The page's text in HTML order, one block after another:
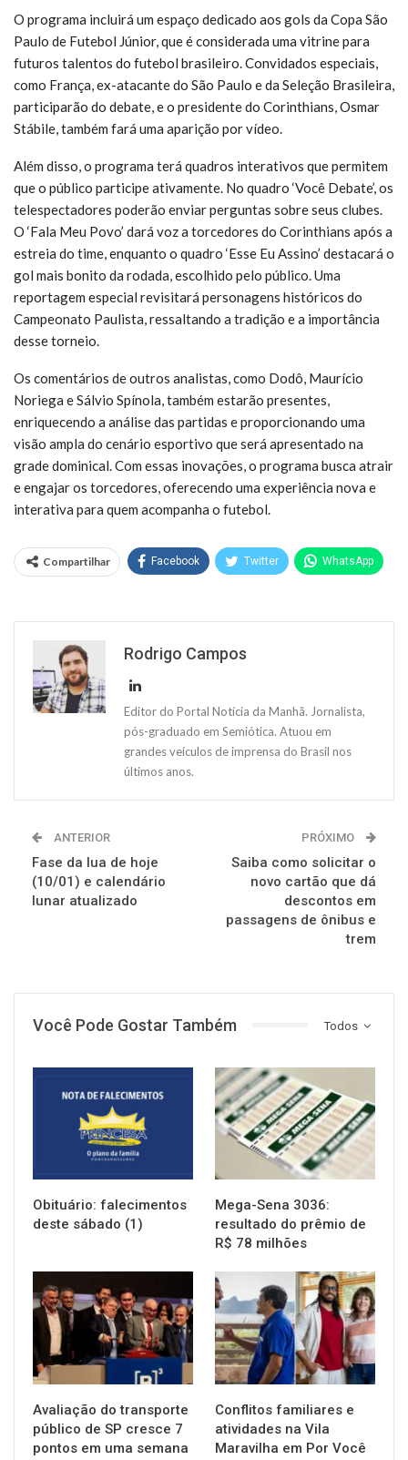
O programa incluirá um espaço dedicado aos gols da Copa São
Paulo de Futebol Júnior, que é considerada uma vitrine para
futuros talentos do futebol brasileiro. Convidados especiais,
como França, ex-atacante do São Paulo e da Seleção Brasileira,
participarão do debate, e o presidente do Corinthians, Osmar
Stábile, também fará uma aparição por vídeo.
Além disso, o programa terá quadros interativos que permitem
que o público participe ativamente. No quadro ‘Você Debate’, os
telespectadores poderão enviar perguntas sobre seus clubes.
O ‘Fala Meu Povo’ dará voz a torcedores do Corinthians após a
estreia do time, enquanto o quadro ‘Esse Eu Assino’ destacará o
gol mais bonito da rodada, escolhido pelo público. Uma
reportagem especial revisitará personagens históricos do
Campeonato Paulista, ressaltando a tradição e a importância
desse torneio.
Os comentários de outros analistas, como Dodô, Maurício
Noriega e Sálvio Spínola, também estarão presentes,
enriquecendo a análise das partidas e proporcionando uma
visão ampla do cenário esportivo que será apresentado na
grade dominical. Com essas inovações, o programa busca atrair
e engajar os torcedores, oferecendo uma experiência nova e
interativa para quem acompanha o futebol.
Compartilhar Facebook Twitter WhatsApp
Rodrigo Campos
Editor do Portal Notícia da Manhã. Jornalista,
pós-graduado em Semiótica. Atuou em
grandes veículos de imprensa do Brasil nos
últimos anos.
ANTERIOR
Fase da lua de hoje
(10/01) e calendário
lunar atualizado
PRÓXIMO
Saiba como solicitar o
novo cartão que dá
descontos em
passagens de ônibus e
trem
Todos
Você Pode Gostar Também
Obituário: falecimentos
deste sábado (1)
NOTÍCIAS
Mega-Sena 3036:
resultado do prêmio de
R$ 78 milhões
NOTÍCIAS
Avaliação do transporte
público de SP cresce 7
pontos em uma semana
NOTÍCIAS
Conflitos familiares e
atividades na Vila
Maravilha em Por Você